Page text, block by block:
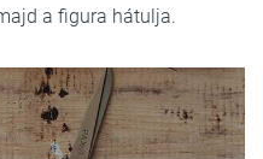
a figura hátulja.